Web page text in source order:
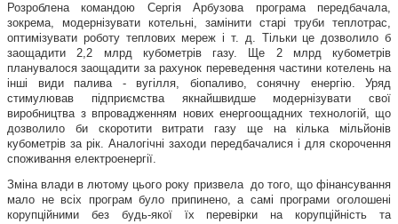
Розроблена командою Сергія Арбузова програма передбачала,
зокрема, модернізувати котельні, замінити старі труби теплотрас,
оптимізувати роботу теплових мереж і т. д. Тільки це дозволило б
заощадити 2,2 млрд кубометрів газу. Ще 2 млрд кубометрів
планувалося заощадити за рахунок переведення частини котелень на
інші види палива - вугілля, біопаливо, сонячну енергію. Уряд
стимулював підприємства якнайшвидше модернізувати свої
виробництва з впровадженням нових енергоощадних технологій, що
дозволило би скоротити витрати газу ще на кілька мільйонів
кубометрів за рік. Аналогічні заходи передбачалися і для скорочення
споживання електроенергії.
Зміна влади в лютому цього року призвела до того, що фінансування
мало не всіх програм було припинено, а самі програми оголошені
корупційними без будь-якої їх перевірки на корупційність та